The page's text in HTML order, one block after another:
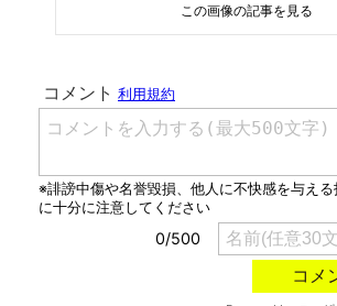
この画像の記事を見る